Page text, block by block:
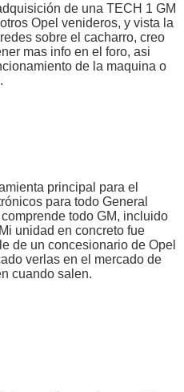
de una TECH 1 GM
Opel venideros, y vista la
sobre el cacharro, creo
mas info en el foro, asi
de la maquina o
principal para el
para todo General
todo GM, incluido
unidad en concreto fue
de un concesionario de Opel
verlas en el mercado de
cuando salen.